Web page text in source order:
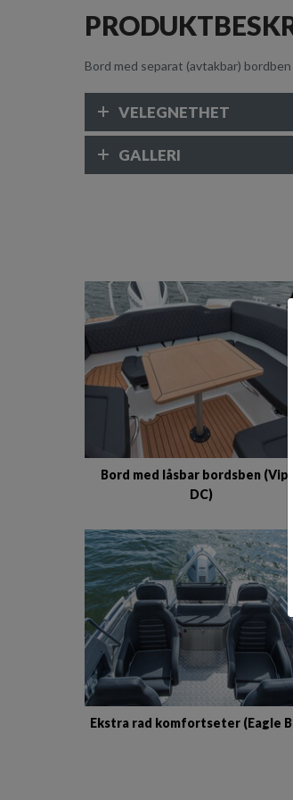
Bord med separat (avtakbar)
VELEGNETHET
GALLERI
Bord med låsbar bordsben
DC)
Ekstra rad komfortseter (Eagle